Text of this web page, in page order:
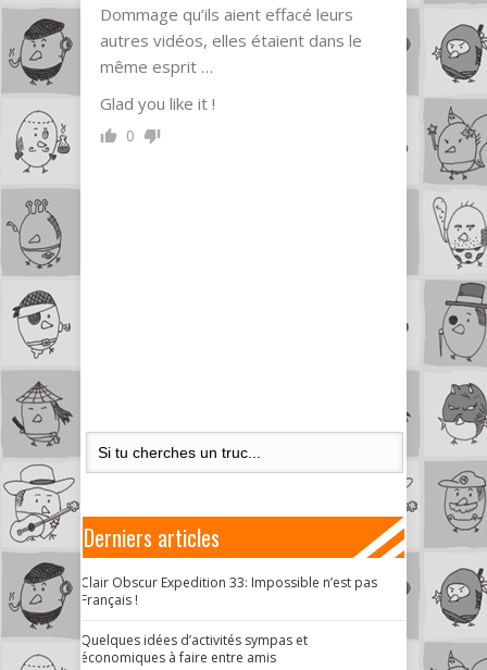
Dommage qu’ils aient effacé leurs
autres vidéos, elles étaient dans le
même esprit …
Glad you like it !
0
Derniers articles
Clair Obscur Expedition 33: Impossible n’est pas
Français !
Quelques idées d’activités sympas et
économiques à faire entre amis